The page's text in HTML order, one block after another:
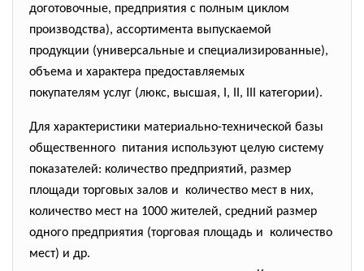
доготовочные, предприятия с полным циклом
производства), ассортимента выпускаемой
продукции (универсальные и специализированные),
объема и характера предоставляемых
покупателям услуг (люкс, высшая, I, II, III категории).
Для характеристики материально-технической базы
общественного питания используют целую систему
показателей: количество предприятий, размер
площади торговых залов и количество мест в них,
количество мест на 1000 жителей, средний размер
одного предприятия (торговая площадь и количество
мест) и др.